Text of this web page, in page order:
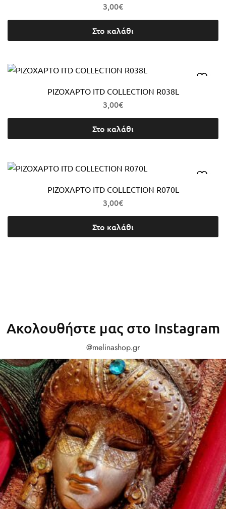
3,00€
Στο καλάθι
ΡΙΖΟΧΑΡΤΟ ITD COLLECTION R038L
3,00€
Στο καλάθι
ΡΙΖΟΧΑΡΤΟ ITD COLLECTION R070L
3,00€
Στο καλάθι
Ακολουθήστε μας στο Instagram
@melinashop.gr